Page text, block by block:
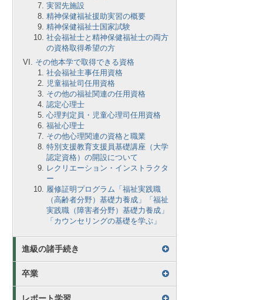
実習先施設
精神保健福祉援助実習の概要
精神保健福祉士国家試験
社会福祉士と精神保健福祉士の両方
の資格取得希望の方
その他本学で取得できる資格
社会福祉主事任用資格
児童福祉司任用資格
その他の福祉関連の任用資格
認定心理士
心理判定員・児童心理司任用資格
福祉心理士
その他心理関連の資格と職業
特別支援教育支援員基礎講座（大学
認定資格）の開設について
レクリエーション・インストラクタ
ー
履修証明プログラム「福祉実践職
（高齢者分野）基礎力養成」「福祉
実践職（障害者分野）基礎力養成」
「カウンセリングの基礎を学ぶ」
進級の諸手続き
卒業
レポート学習